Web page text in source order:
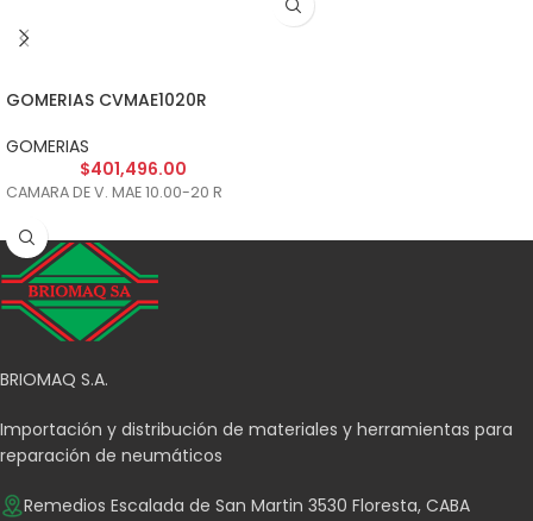
GOMERIAS CVMAE1020R
GOMERIAS
$401,496.00
CAMARA DE V. MAE 10.00-20 R
BRIOMAQ S.A.
Importación y distribución de materiales y herramientas para
reparación de neumáticos
Remedios Escalada de San Martin 3530 Floresta, CABA